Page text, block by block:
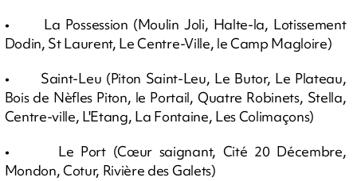
• La Possession (Moulin Joli, Halte-la, Lotissement
Dodin, St Laurent, Le Centre-Ville, le Camp Magloire)
• Saint-Leu (Piton Saint-Leu, Le Butor, Le Plateau,
Bois de Nèfles Piton, le Portail, Quatre Robinets, Stella,
Centre-ville, L'Etang, La Fontaine, Les Colimaçons)
• Le Port (Cœur saignant, Cité 20 Décembre,
Mondon, Cotur, Rivière des Galets)